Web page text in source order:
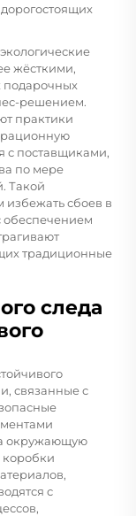
жёсткими,
подарочных
решением.
практики
с поставщиками,
по мере
Такой
избежать сбоев в
обеспечением
традиционные
следа
связанные с
окружающую
коробки
с